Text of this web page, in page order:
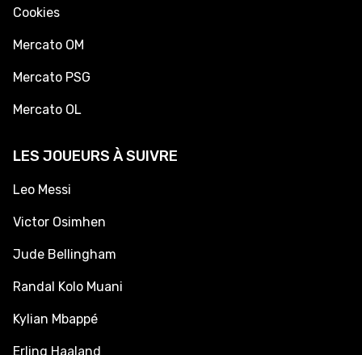
Cookies
Mercato OM
Mercato PSG
Mercato OL
LES JOUEURS À SUIVRE
Leo Messi
Victor Osimhen
Jude Bellingham
Randal Kolo Muani
Kylian Mbappé
Erling Haaland